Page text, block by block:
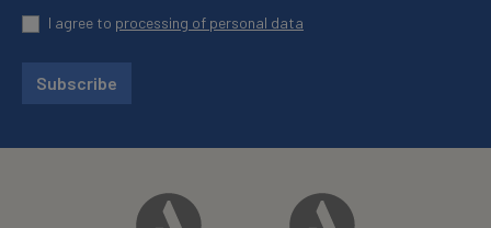
I agree to processing of personal data
Subscribe